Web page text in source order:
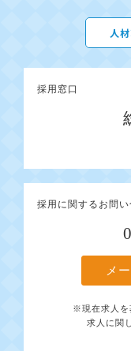
人
採用窓口
採用に関するお問
メ
※現在求人を
求人に関